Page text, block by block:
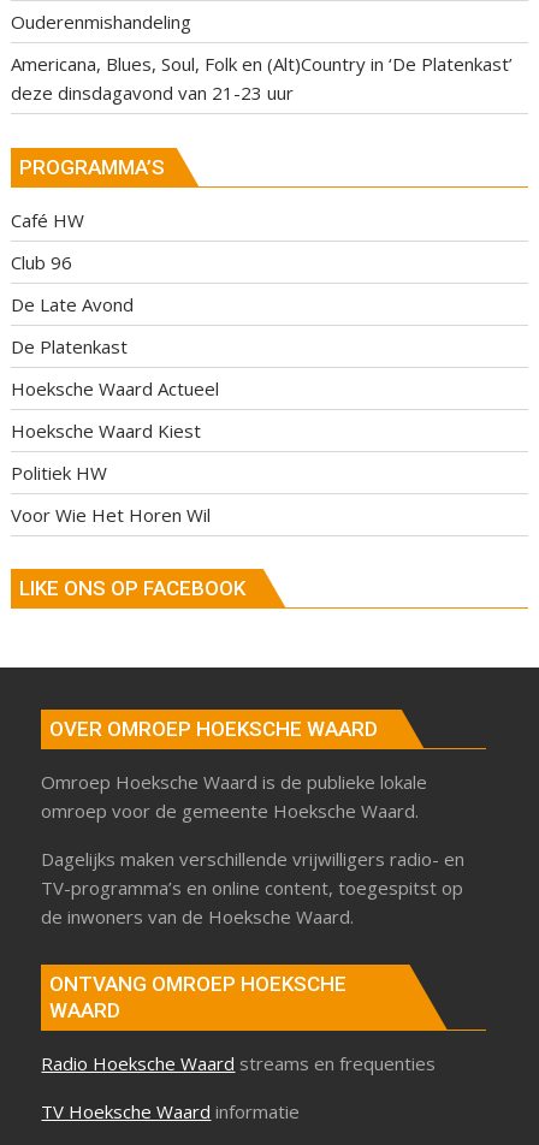
Ouderenmishandeling
Americana, Blues, Soul, Folk en (Alt)Country in ‘De Platenkast’
deze dinsdagavond van 21-23 uur
PROGRAMMA’S
Café HW
Club 96
De Late Avond
De Platenkast
Hoeksche Waard Actueel
Hoeksche Waard Kiest
Politiek HW
Voor Wie Het Horen Wil
LIKE ONS OP FACEBOOK
OVER OMROEP HOEKSCHE WAARD
Omroep Hoeksche Waard is de publieke lokale
omroep voor de gemeente Hoeksche Waard.
Dagelijks maken verschillende vrijwilligers radio- en
TV-programma’s en online content, toegespitst op
de inwoners van de Hoeksche Waard.
ONTVANG OMROEP HOEKSCHE
WAARD
Radio Hoeksche Waard streams en frequenties
TV Hoeksche Waard informatie